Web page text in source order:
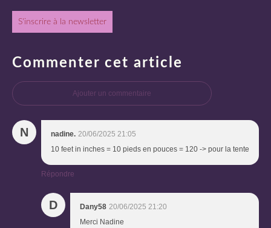
S'inscrire à la newsletter
Commenter cet article
Ajouter un commentaire
N nadine. 20/06/2025 21:05
10 feet in inches = 10 pieds en pouces = 120 -> pour la tente
Répondre
D Dany58 20/06/2025 21:20
Merci Nadine